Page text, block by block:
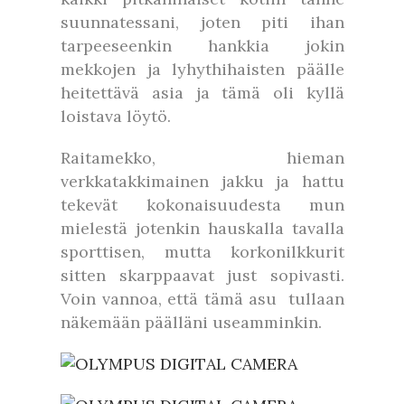
suunnatessani, joten piti ihan
tarpeeseenkin hankkia jokin
mekkojen ja lyhythihaisten päälle
heitettävä asia ja tämä oli kyllä
loistava löytö.
Raitamekko, hieman
verkkatakkimainen jakku ja hattu
tekevät kokonaisuudesta mun
mielestä jotenkin hauskalla tavalla
sporttisen, mutta korkonilkkurit
sitten skarppaavat just sopivasti.
Voin vannoa, että tämä asu tullaan
näkemään päälläni useamminkin.